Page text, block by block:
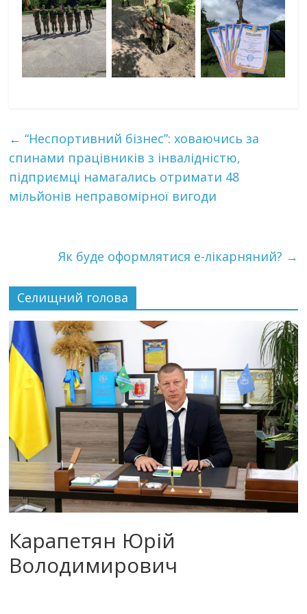
← “Неспортивний бізнес”: ховаючись за
спинами працівників з інвалідністю,
підприємці намагались отримати 48
мільйонів неправомірної вигоди
Як буде оформлятися е-лікарняний? →
Селищний голова
Карапетян Юрій
Володимирович